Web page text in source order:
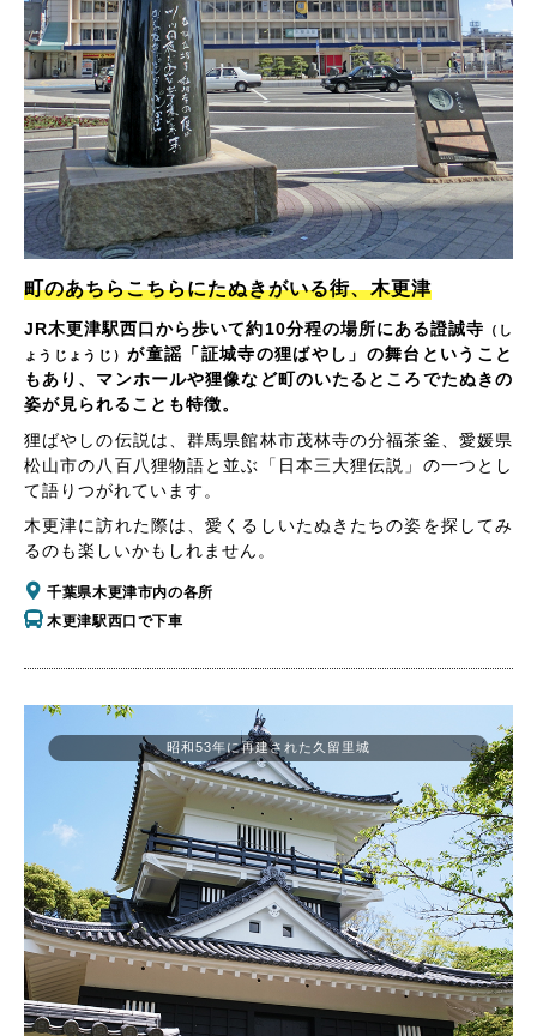
町のあちらこちらにたぬきがいる街、木更津
JR木更津駅西口から歩いて約10分程の場所にある證誠寺 （し
ょうじょうじ）が童謡「証城寺の狸ばやし」の舞台ということ
もあり、マンホールや狸像など町のいたるところでたぬきの
姿が見られることも特徴。
狸ばやしの伝説は、群馬県館林市茂林寺の分福茶釜、愛媛県
松山市の八百八狸物語と並ぶ「日本三大狸伝説」の一つとし
て語りつがれています。
木更津に訪れた際は、愛くるしいたぬきたちの姿を探してみ
るのも楽しいかもしれません。
千葉県木更津市内の各所
木更津駅西口で下車
昭和53年に再建された久留里城